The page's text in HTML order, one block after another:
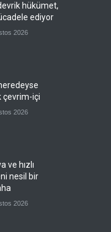
hükümet,
ediyor
2026
çevrim-içi
2026
ve hızlı
nesil bir
2026